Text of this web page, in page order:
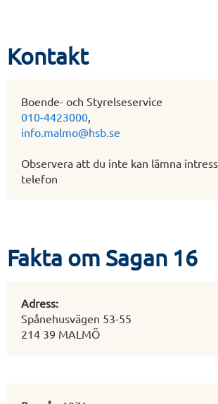
Kontakt
Boende- och Styrelseservice
010-4423000
info.malmo@hsb.se
Observera att du inte kan lämna
telefon
Fakta om Sagan 16
Adress:
Spånehusvägen 53-55
214 39 MALMÖ